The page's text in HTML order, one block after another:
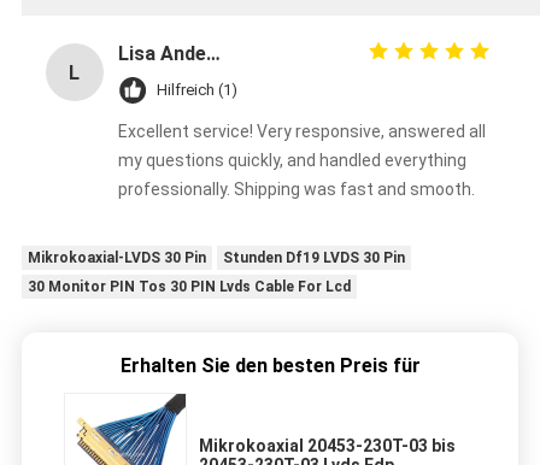
L
Lisa Anderson
Hilfreich (1)
Excellent service! Very responsive, answered all
my questions quickly, and handled everything
professionally. Shipping was fast and smooth.
Mikrokoaxial-LVDS 30 Pin
Stunden Df19 LVDS 30 Pin
30 Monitor PIN Tos 30 PIN Lvds Cable For Lcd
Erhalten Sie den besten Preis für
Mikrokoaxial 20453-230T-03 bis